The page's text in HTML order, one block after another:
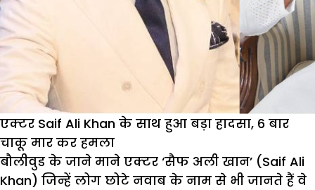
एक्टर Saif Ali Khan के साथ हुआ बड़ा हादसा, 6 बार
चाकू मार कर हमला
बौलीवुड के जाने माने एक्टर ‘सैफ अली खान’ (Saif Ali
Khan) जिन्हें लोग छोटे नवाब के नाम से भी जानते हैं वे